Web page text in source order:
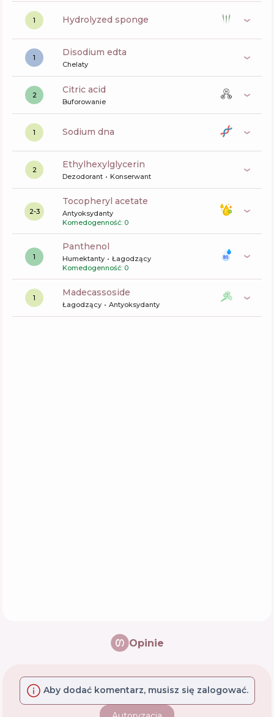
1 hydrolyzed sponge
1 disodium edta
Chelaty
2 citric acid
Buforowanie
1 sodium dna
2 ethylhexylglycerin
Dezodorant Konserwant
2-3
tocopheryl acetate
Antyoksydanty
Komedogenność: 0
1
panthenol
Humektanty
Łagodzący
Komedogenność: 0
1 madecassoside
Łagodzący Antyoksydanty
Opinie
Aby dodać komentarz, musisz się zalogować.